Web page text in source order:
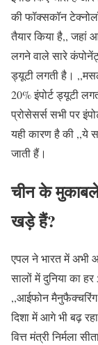
की फॉक्सकॉन
तैयार किया है,,
लगने वाले सारे
ड्यूटी लगती है।
20% इंपोर्ट ड्यूटी
प्रोसेसर्स सभी पर
यही कारण है की ,,ये
जाती हैं।
चीन के
खड़े हैं?
एपल ने भारत में अभी
सालों में दुनिया का
,,आईफोन
दिशा में आगे भी बढ़
वित्त मंत्री निर्मला